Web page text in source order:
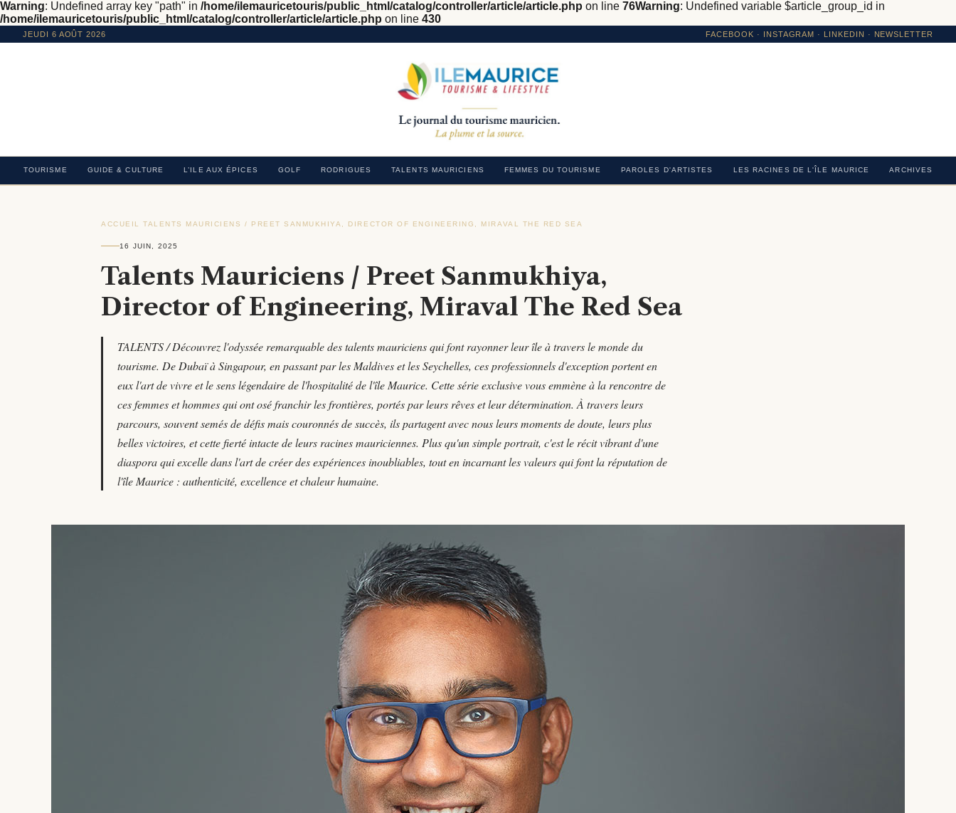
Warning: Undefined array key "path" in /home/ilemauricetouris/public_html/catalog/controller/article/article.php on line 76Warning: Undefined variable $article_group_id in
/home/ilemauricetouris/public_html/catalog/controller/article/article.php on line 430
JEUDI 6 AOÛT 2026 FACEBOOK · INSTAGRAM · LINKEDIN · NEWSLETTER
TOURISME GUIDE & CULTURE L’ILE AUX ÉPICES GOLF RODRIGUES TALENTS MAURICIENS FEMMES DU TOURISME PAROLES D'ARTISTES LES RACINES DE L'ÎLE MAURICE ARCHIVES
ACCUEIL ›TALENTS MAURICIENS / PREET SANMUKHIYA, DIRECTOR OF ENGINEERING, MIRAVAL THE RED SEA
16 JUIN, 2025
Talents Mauriciens / Preet Sanmukhiya,
Director of Engineering, Miraval The Red Sea
TALENTS / Découvrez l'odyssée remarquable des talents mauriciens qui font rayonner leur île à travers le monde du
tourisme. De Dubaï à Singapour, en passant par les Maldives et les Seychelles, ces professionnels d'exception portent en
eux l'art de vivre et le sens légendaire de l'hospitalité de l'île Maurice. Cette série exclusive vous emmène à la rencontre de
ces femmes et hommes qui ont osé franchir les frontières, portés par leurs rêves et leur détermination. À travers leurs
parcours, souvent semés de défis mais couronnés de succès, ils partagent avec nous leurs moments de doute, leurs plus
belles victoires, et cette fierté intacte de leurs racines mauriciennes. Plus qu'un simple portrait, c'est le récit vibrant d'une
diaspora qui excelle dans l'art de créer des expériences inoubliables, tout en incarnant les valeurs qui font la réputation de
l'île Maurice : authenticité, excellence et chaleur humaine.